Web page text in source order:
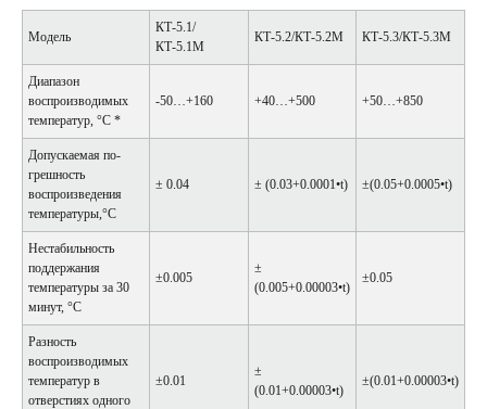
Модель
КТ-5.1/
КТ-5.1М
КТ-5.2/КТ-5.2М КТ-5.3/КТ-5.3М
Диапазон
воспроизводимых
темпе­ратур, °С *
-50…+160 +40…+500 +50…+850
Допускаемая по­
грешность
воспроизведения
темпера­туры,°С
± 0.04 ± (0.03+0.0001•t) ±(0.05+0.0005•t)
Нестабильность
поддержания
температуры за 30
ми­нут, °С
±0.005
±
(0.005+0.00003•t)
±0.05
Разность
воспроизводимых
температур в
отверстиях од­ного
±0.01
±
(0.01+0.00003•t)
±(0.01+0.00003•t)